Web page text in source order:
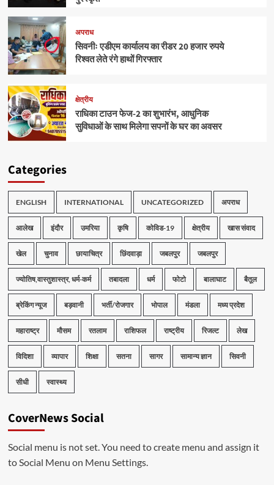
अपराध
सिवनीः एडीएम कार्यालय का रीडर 20 हजार रुपये
रिश्वत लेते रंगे हाथों गिरफ्तार
क्षेत्रीय
राधिका टाउन फेज-2 का शुभारंभ, आधुनिक
सुविधाओं के साथ मिलेगा सपनों के घर का अवसर
Categories
ENGLISH INTERNATIONAL UNCATEGORIZED अपराध
आलेख इंदौर उमरिया कृषि कोविड-19 क्षेत्रीय खास संवाद
खेल चुनाव छायाचित्र छिंदवाड़ा जबलपुर जबलपुर
ज्योतिष,वास्तुशास्त्र, धर्म-कर्म तबादला धर्म फोटो बालाघाट बैतूल
ब्रेकिंग न्यूज बड़वानी भर्ती/रोजगार भोपाल मंडला मध्य प्रदेश
महाराष्ट्र मौसम रतलाम राशिफल राष्ट्रीय रिजल्ट लेख
विदिशा व्यापार शिक्षा सतना सागर सामान्य ज्ञान सिवनी
सीधी स्वास्थ्य
CoverNews Social
Social menu is not set. You need to create menu and assign it
to Social Menu on Menu Settings.